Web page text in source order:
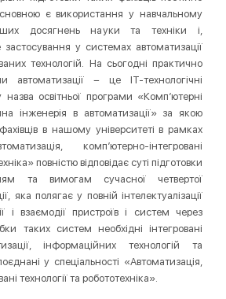
є використання у навчальному
досягнень науки та техніки і,
у системах автоматизації
технологій. На сьогодні практично
автоматизації − це ІТ-технологічні
освітньої програми «Комп’ютерні
інженерія в автоматизації» за якою
в нашому університеті в рамках
комп’ютерно-інтегровані
повністю відповідає суті підготовки
та вимогам сучасної четвертої
яка полягає у повній інтелектуалізації
і взаємодії пристроїв і систем через
таких систем необхідні інтегровані
інформаційних технологій та
у спеціальності «Автоматизація,
технології та робототехніка».